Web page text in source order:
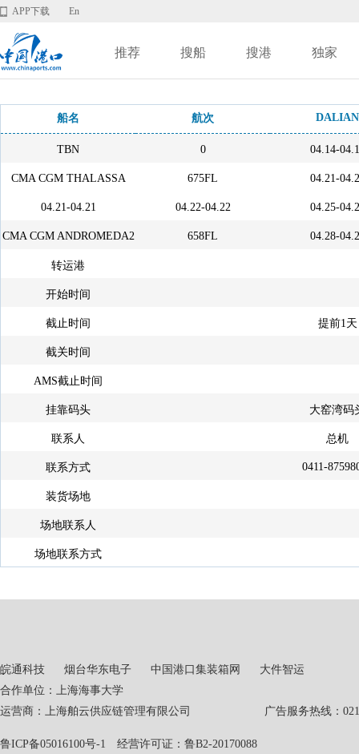
APP下载 En
推荐 搜船 搜港 独家
船名 航次 DALIAN
TBN 0 04.14-
CMA CGM THALASSA 675FL 04.21-
04.21-04.21 04.22-04.22 04.25-
CMA CGM ANDROMEDA2 658FL 04.28-
转运港
开始时间
截止时间 提前1天
截关时间
AMS截止时间
挂靠码头 大窑湾码
联系人 总机
联系方式 0411-
装货场地
场地联系人
场地联系方式
皖通科技 烟台华东电子 中国港口集装箱网
大件智运
合作单位：上海海事大学
运营商：上海舶云供应链管理有限公司 广告服务热线：021-
鲁ICP备05016100号-1 经营许可证：鲁B2-20170088